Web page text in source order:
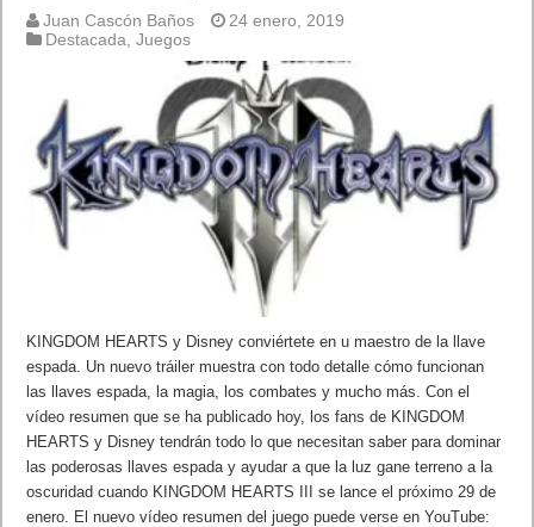
Juan Cascón Baños
24 enero, 2019
Destacada ,Juegos
KINGDOM HEARTS y Disney conviértete en u maestro de la llave
espada. Un nuevo tráiler muestra con todo detalle cómo funcionan
las llaves espada, la magia, los combates y mucho más. Con el
vídeo resumen que se ha publicado hoy, los fans de KINGDOM
HEARTS y Disney tendrán todo lo que necesitan saber para dominar
las poderosas llaves espada y ayudar a que la luz gane terreno a la
oscuridad cuando KINGDOM HEARTS III se lance el próximo 29 de
enero. El nuevo vídeo resumen del juego puede verse en YouTube: